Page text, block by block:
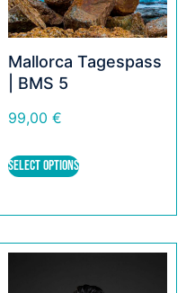
Mallorca Tagespass
| BMS 5
99,00 €
SELECT OPTIONS